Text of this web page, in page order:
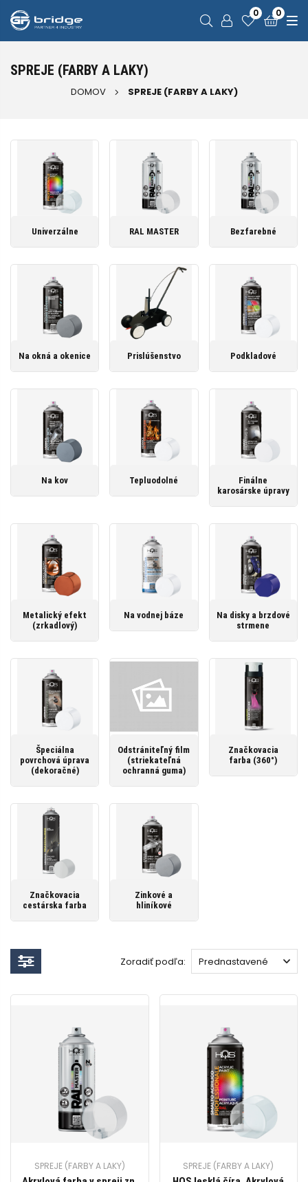
0 0
SPREJE (FARBY A LAKY)
DOMOV SPREJE (FARBY A LAKY)
Univerzálne RAL MASTER Bezfarebné
Na okná a okenice Prislúšenstvo Podkladové
Na kov Tepluodolné
Finálne
karosárske úpravy
Metalický efekt
(zrkadlový)
Na vodnej báze
Na disky a brzdové
strmene
Špeciálna
povrchová úprava
(dekoračné)
Odstrániteľný film
(striekateľná
ochranná guma)
Značkovacia
farba (360°)
Značkovacia
cestárska farba
Zinkové a
hliníkové
Zoradiť podľa:
SPREJE (FARBY A LAKY) SPREJE (FARBY A LAKY)